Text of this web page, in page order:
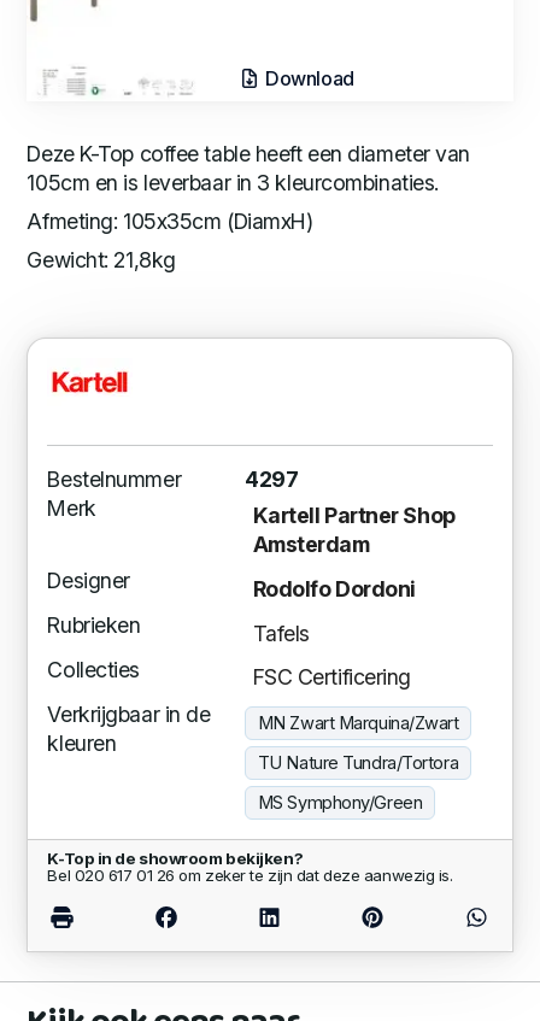
Download
Deze K-Top coffee table heeft een diameter van
105cm en is leverbaar in 3 kleurcombinaties.
Afmeting: 105x35cm (DiamxH)
Gewicht: 21,8kg
Bestelnummer
4297
Merk
Kartell Partner Shop
Amsterdam
Designer
Rodolfo Dordoni
Rubrieken
Tafels
Collecties
FSC Certificering
Verkrijgbaar in de
kleuren
MN Zwart Marquina/Zwart
TU Nature Tundra/Tortora
MS Symphony/Green
K-Top in de showroom bekijken?
Bel 020 617 01 26 om zeker te zijn dat deze aanwezig is.